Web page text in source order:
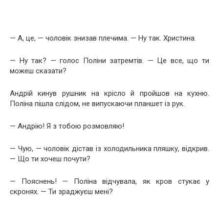
— А, це, — чоловік знизав плечима. — Ну так. Христина.
— Ну так? — голос Поліни затремтів. — Це все, що ти
можеш сказати?
Андрій кинув рушник на крісло й пройшов на кухню.
Поліна пішла слідом, не випускаючи планшет із рук.
— Андрію! Я з тобою розмовляю!
— Чую, — чоловік дістав із холодильника пляшку, відкрив.
— Що ти хочеш почути?
— Пояснень! — Поліна відчувала, як кров стукає у
скронях. — Ти зраджуєш мені?